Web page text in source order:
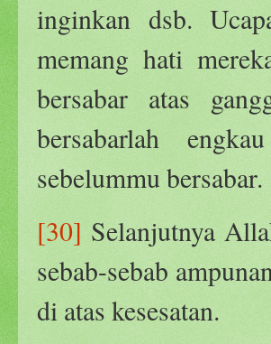
inginkan dsb.
memang hati
bersabar atas
bersabarlah
sebelummu bersabar.
[30] Selanjutnya
sebab-sebab
di atas kesesatan.